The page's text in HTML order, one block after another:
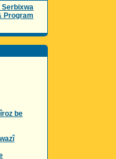
Serbixwa
Program
be